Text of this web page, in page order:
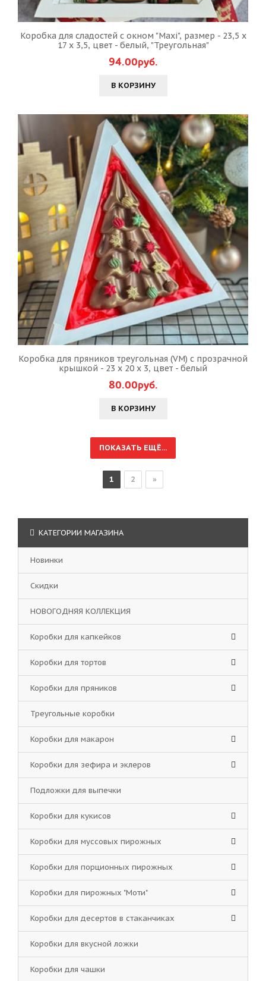
Коробка для сладостей с окном "Maxi", размер - 23,5 х
17 х 3,5, цвет - белый, "Треугольная"
94.00руб.
В КОРЗИНУ
Коробка для пряников треугольная (VM) с прозрачной
крышкой - 23 х 20 х 3, цвет - белый
80.00руб.
В КОРЗИНУ
ПОКАЗАТЬ ЕЩЁ...
1 2 »
КАТЕГОРИИ МАГАЗИНА
Новинки
Скидки
НОВОГОДНЯЯ КОЛЛЕКЦИЯ
Коробки для капкейков
Коробки для тортов
Коробки для пряников
Треугольные коробки
Коробки для макарон
Коробки для зефира и эклеров
Подложки для выпечки
Коробки для кукисов
Коробки для муссовых пирожных
Коробки для порционных пирожных
Коробки для пирожных "Моти"
Коробки для десертов в стаканчиках
Коробки для вкусной ложки
Коробки для чашки